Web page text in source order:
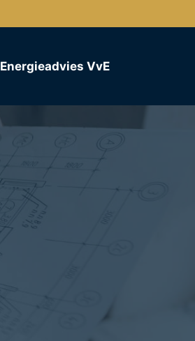
Energieadvies VvE